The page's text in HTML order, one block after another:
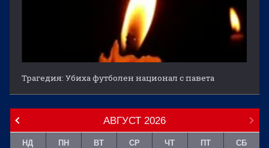
Трагедия: Убиха футболен национал с павета
АВГУСТ 2026
НД ПН ВТ СР ЧТ ПТ СБ